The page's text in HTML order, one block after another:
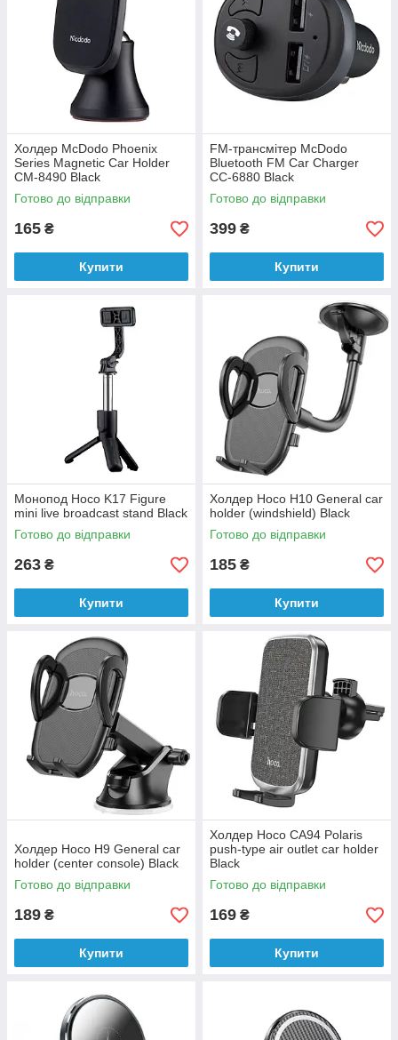
Холдер McDodo Phoenix
Series Magnetic Car Holder
CM-8490 Black
Готово до відправки
165 ₴
Купити
FM-трансмітер McDodo
Bluetooth FM Car Charger
CC-6880 Black
Готово до відправки
399 ₴
Купити
Монопод Hoco K17 Figure
mini live broadcast stand Black
Готово до відправки
263 ₴
Купити
Холдер Hoco H10 General car
holder (windshield) Black
Готово до відправки
185 ₴
Купити
Холдер Hoco H9 General car
holder (center console) Black
Готово до відправки
189 ₴
Купити
Холдер Hoco CA94 Polaris
push-type air outlet car holder
Black
Готово до відправки
169 ₴
Купити